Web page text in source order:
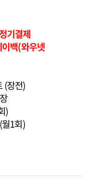
기결제
백(와우넷
(장전)
)
1회)